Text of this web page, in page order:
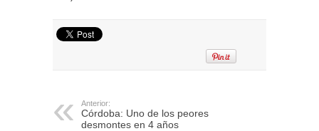
Anterior:
Córdoba: Uno de los peores
desmontes en 4 años